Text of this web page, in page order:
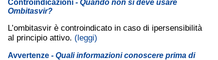
Controindicazioni - Quando non si deve usare
Ombitasvir?
L’ombitasvir è controindicato in caso di ipersensibilità
al principio attivo. (leggi)
Avvertenze - Quali informazioni conoscere prima di